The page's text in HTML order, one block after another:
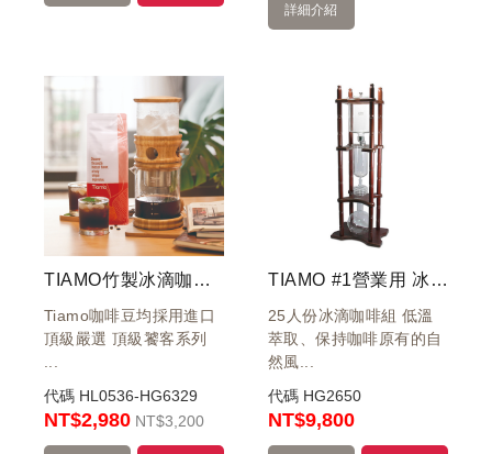
詳細介紹
TIAMO竹製冰滴咖啡壺+ 冰滴咖啡豆
Tiamo咖啡豆均採用進口
頂級嚴選 頂級饕客系列
代碼 HL0536-HG6329
NT$2,980 NT$3,200
TIAMO #1營業用 冰滴咖啡壺 25人份
25人份冰滴咖啡組 低溫
萃取、保持咖啡原有的自
然風...
代碼 HG2650
NT$9,800